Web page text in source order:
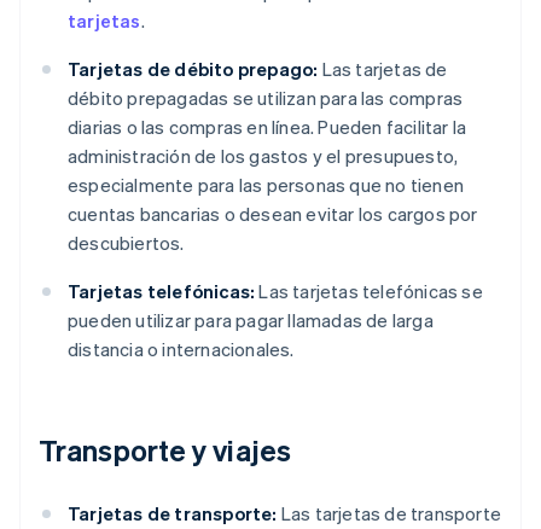
tarjetas.
Tarjetas de débito prepago: Las tarjetas de
débito prepagadas se utilizan para las compras
diarias o las compras en línea. Pueden facilitar la
administración de los gastos y el presupuesto,
especialmente para las personas que no tienen
cuentas bancarias o desean evitar los cargos por
descubiertos.
Tarjetas telefónicas: Las tarjetas telefónicas se
pueden utilizar para pagar llamadas de larga
distancia o internacionales.
Transporte y viajes
Tarjetas de transporte: Las tarjetas de transporte